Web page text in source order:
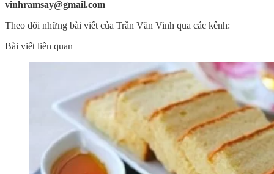
vinhramsay@gmail.com
Theo dõi những bài viết của Trần Văn Vinh qua các kênh:
Bài viết liên quan